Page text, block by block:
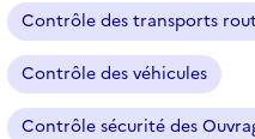
Contrôle des transports
Contrôle des véhicules
Contrôle sécurité des